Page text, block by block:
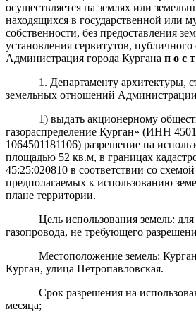
осуществляется на землях или
находящихся в государственной или
собственности, без предоставления
установления сервитутов, публичного
Администрация города Кургана п о с
1. Департаменту архитектуры,
земельных отношений
1) выдать акционерному
газораспределение Курган» (ИНН
1064501181106) разрешение на
площадью 52 кв.м, в границах
45:25:020810 в соответствии со
предполагаемых к использованию
плане территории.
Цель использования земель:
газопровода, не требующего
Местоположение земель:
Курган, улица Петропавловская.
Срок разрешения на
месяца;